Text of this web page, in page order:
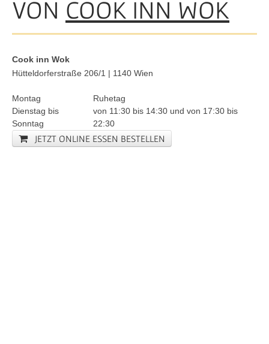
VON COOK INN WOK
Cook inn Wok
Hütteldorferstraße 206/1 | 1140 Wien
Montag
Ruhetag
Dienstag bis
Sonntag
von 11:30 bis 14:30 und von 17:30 bis
22:30
JETZT ONLINE ESSEN BESTELLEN